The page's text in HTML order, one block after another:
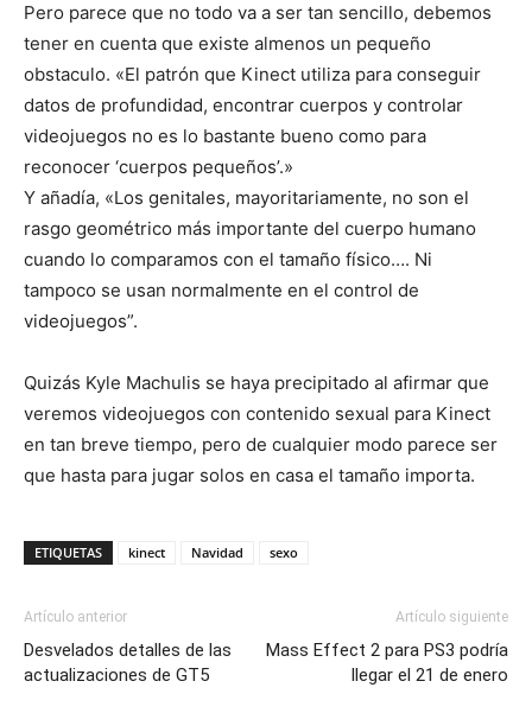
Pero parece que no todo va a ser tan sencillo, debemos
tener en cuenta que existe almenos un pequeño
obstaculo. «El patrón que Kinect utiliza para conseguir
datos de profundidad, encontrar cuerpos y controlar
videojuegos no es lo bastante bueno como para
reconocer ‘cuerpos pequeños’.»
Y añadía, «Los genitales, mayoritariamente, no son el
rasgo geométrico más importante del cuerpo humano
cuando lo comparamos con el tamaño físico…. Ni
tampoco se usan normalmente en el control de
videojuegos”.
Quizás Kyle Machulis se haya precipitado al afirmar que
veremos videojuegos con contenido sexual para Kinect
en tan breve tiempo, pero de cualquier modo parece ser
que hasta para jugar solos en casa el tamaño importa.
ETIQUETAS kinect Navidad sexo
Artículo anterior
Desvelados detalles de las
actualizaciones de GT5
Artículo siguiente
Mass Effect 2 para PS3 podría
llegar el 21 de enero